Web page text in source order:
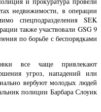
недвижимости, в операции
спецподразделения SEK
также участвовали GSG 9
по борьбе с беспорядками
все чаще привлекают
угроз, нападений или
вербуют молодых людей
полиции Барбара Слоуик